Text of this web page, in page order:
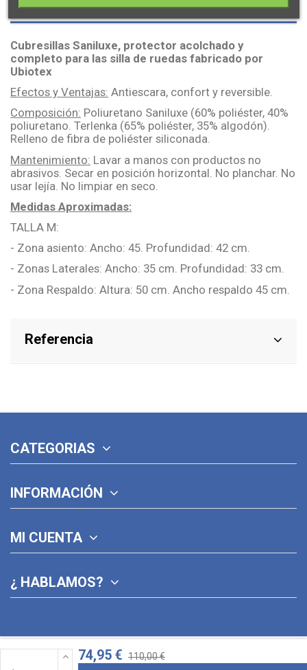
74,95 € 110,00 €
Cubresillas Saniluxe, protector acolchado y
completo para las silla de ruedas fabricado por
Ubiotex
Efectos y Ventajas: Antiescara, confort y reversible.
Composición: Poliuretano Saniluxe (60% poliéster, 40%
poliuretano. Terlenka (65% poliéster, 35% algodón).
Relleno de fibra de poliéster siliconada.
Mantenimiento: Lavar a manos con productos no
abrasivos. Secar en posición horizontal. No planchar. No
usar lejía. No limpiar en seco.
Medidas Aproximadas:
TALLA M:
- Zona asiento: Ancho: 45. Profundidad: 42 cm.
- Zonas Laterales: Ancho: 35 cm. Profundidad: 33 cm.
- Zona Respaldo: Altura: 50 cm. Ancho respaldo 45 cm.
Referencia
CATEGORIAS
INFORMACIÓN
MI CUENTA
¿ HABLAMOS?